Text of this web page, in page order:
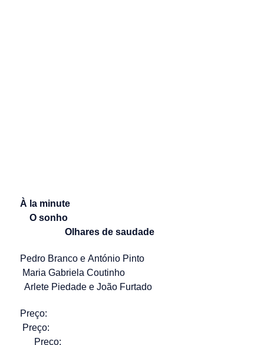
À la minute
O sonho
Olhares de saudade
Pedro Branco e António Pinto
Maria Gabriela Coutinho
Arlete Piedade e João Furtado
Preço:
Preço:
Preço: